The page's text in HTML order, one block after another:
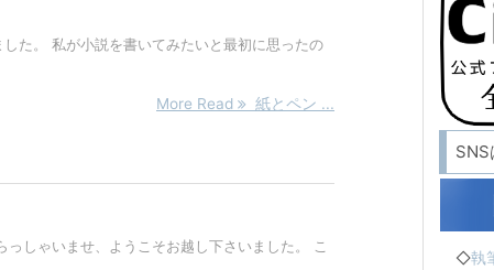
た。 私が小説を書いてみたいと最初に思ったの
More Read 紙とペン ...
しゃいませ、ようこそお越し下さいました。 こ
◇執